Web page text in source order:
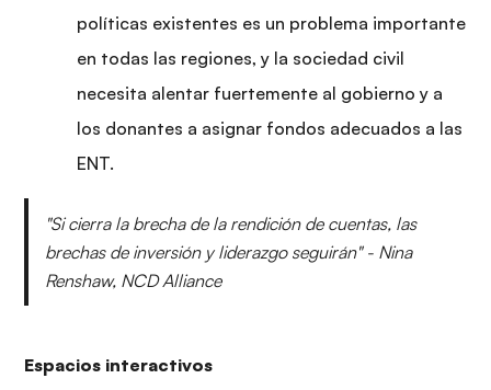
políticas existentes es un problema importante
en todas las regiones, y la sociedad civil
necesita alentar fuertemente al gobierno y a
los donantes a asignar fondos adecuados a las
ENT.
"Si cierra la brecha de la rendición de cuentas, las
brechas de inversión y liderazgo seguirán" - Nina
Renshaw, NCD Alliance
Espacios interactivos